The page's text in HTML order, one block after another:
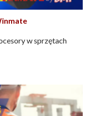
w sprzętach